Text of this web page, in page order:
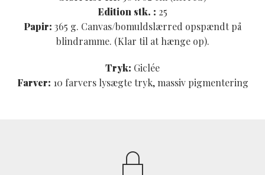
Edition stk. : 25
Papir: 365 g. Canvas/bomuldslærred opspændt på
blindramme. (Klar til at hænge op).
Tryk: Giclée
Farver: 10 farvers lysægte tryk, massiv pigmentering